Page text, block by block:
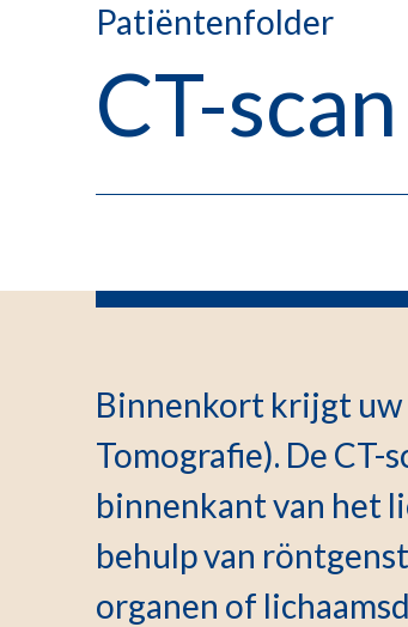
Patiëntenfolder
CT-
Binnenkort krijgt uw
Tomografie). De CT-
binnenkant van het
behulp van
organen of